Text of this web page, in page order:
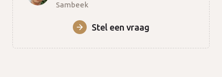
Sambeek
Stel een vraag